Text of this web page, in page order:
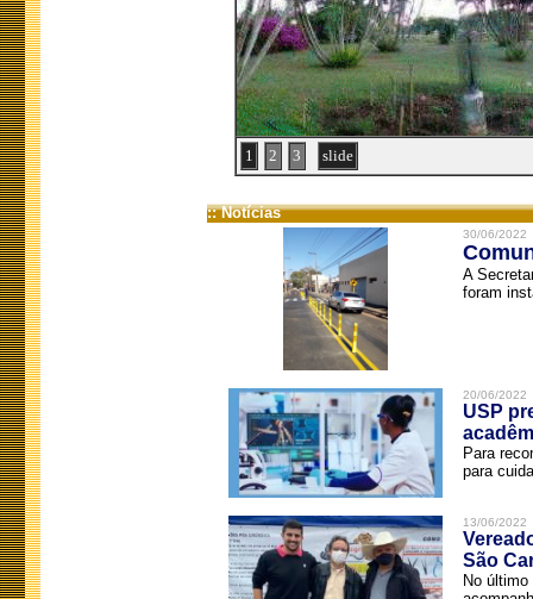
1 2 3 slide
:: Notícias
30/06/2022
A
foram
20/06/2022
USP
Para
para
13/06/2022
São
No